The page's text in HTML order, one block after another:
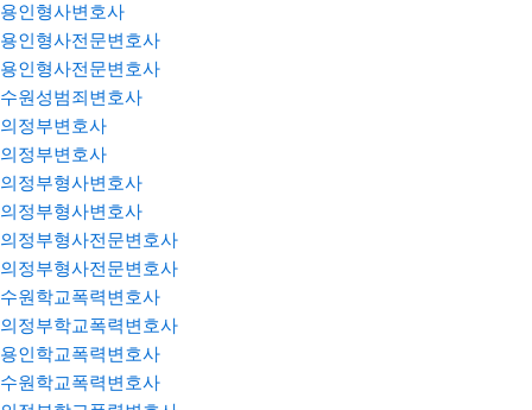
용인형사변호사
용인형사전문변호사
용인형사전문변호사
수원성범죄변호사
의정부변호사
의정부변호사
의정부형사변호사
의정부형사변호사
의정부형사전문변호사
의정부형사전문변호사
수원학교폭력변호사
의정부학교폭력변호사
용인학교폭력변호사
수원학교폭력변호사